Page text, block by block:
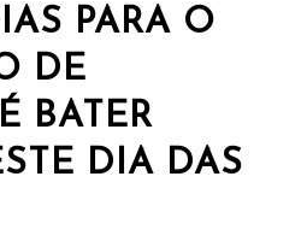
PARA O
DE
BATER
DIA DAS